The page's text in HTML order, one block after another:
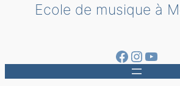
Ecole de musique à
Facebook